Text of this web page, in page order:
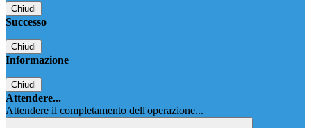
Chiudi
Successo
Chiudi
Informazione
Chiudi
Attendere...
Attendere il completamento dell'operazione...